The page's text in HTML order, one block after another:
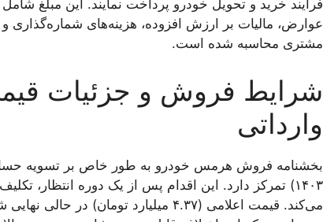
فرآیند خرید و تحویل خودرو پرداخت نمایند. این مبلغ
عوارض، مالیات بر ارزش افزوده، هزینه‌های شماره‌گذاری
مشتری محاسبه شده است.
شرایط فروش و جزئیات
وارداتی
بخشنامه فروش هرمس خودرو به طور خاص بر تسویه حساب
۱۴۰۳) تمرکز دارد. این اقدام پس از یک دوره انتظار،